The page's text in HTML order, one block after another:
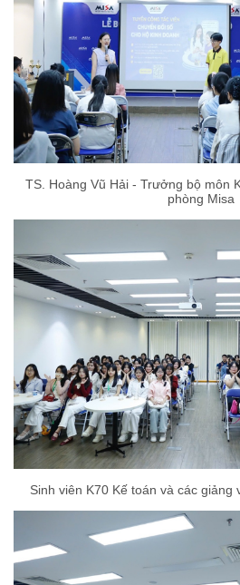
TS. Hoàng Vũ Hải - Trưởng bộ môn
phòng Misa
Sinh viên K70 Kế toán và các giảng